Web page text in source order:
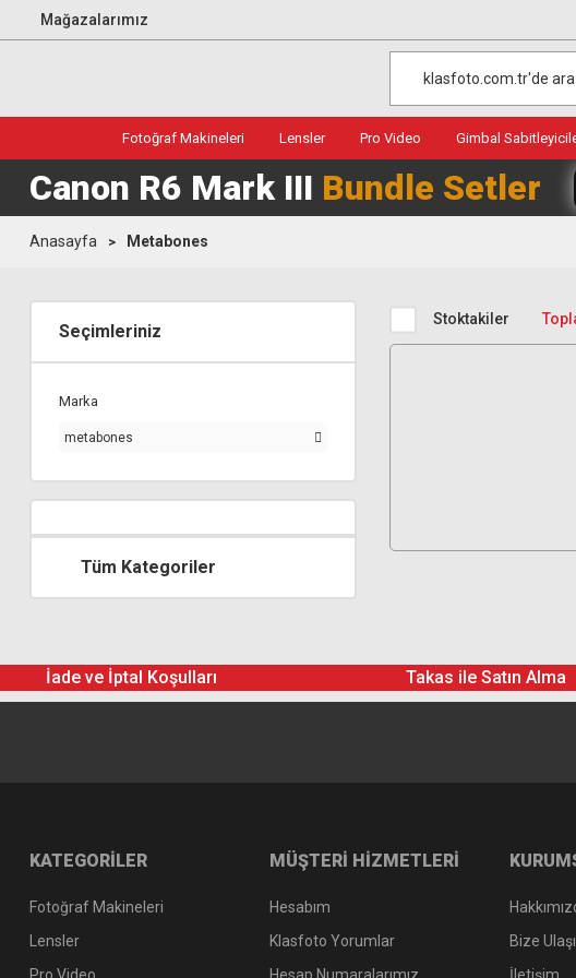
Mağazalarımız
Fotoğraf Makineleri Lensler Pro Video Gimbal
Canon R6 Mark III Bundle Setler
Anasayfa Metabones
Seçimleriniz
Marka
metabones
Tüm Kategoriler
Stoktakiler
İade ve İptal Koşulları Takas ile Satın Alma
KATEGORİLER
Fotoğraf Makineleri
Lensler
MÜŞTERİ HİZMETLERİ
Hesabım
Klasfoto Yorumlar
Bize